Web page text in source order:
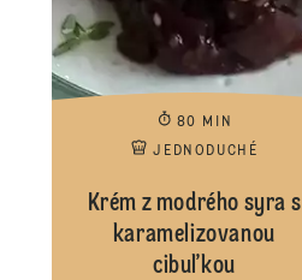
80 MIN
JEDNODUCHÉ
Krém z modrého syra s
karamelizovanou
cibuľkou